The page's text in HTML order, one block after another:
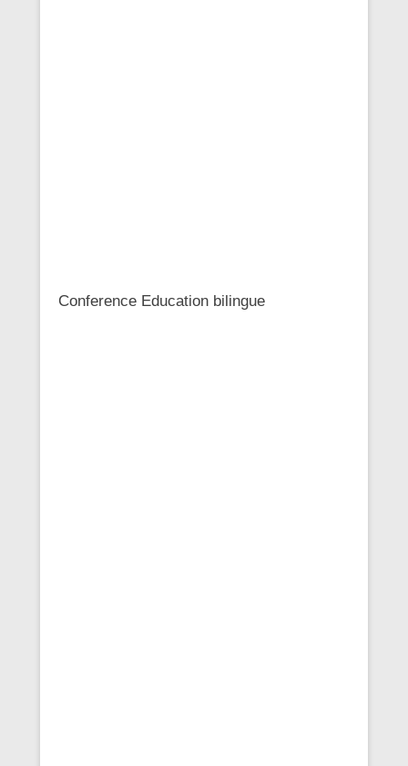
Conference Education bilingue